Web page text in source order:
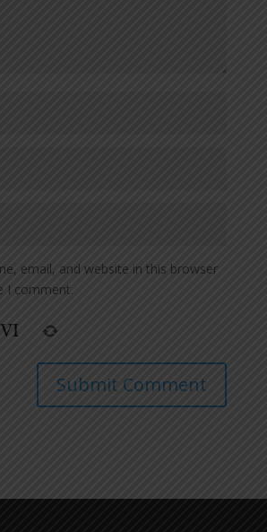
email, and website in this browser
I comment.